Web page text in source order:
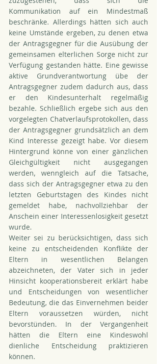
Kommunikation auf ein Mindestmaß
beschränke. Allerdings hätten sich auch
keine Umstände ergeben, zu denen etwa
der Antragsgegner für die Ausübung der
gemeinsamen elterlichen Sorge nicht zur
Verfügung gestanden hätte. Eine gewisse
aktive Grundverantwortung übe der
Antragsgegner zudem dadurch aus, dass
er den Kindesunterhalt regelmäßig
bezahle. Schließlich ergebe sich aus den
vorgelegten Chatverlaufsprotokollen, dass
der Antragsgegner grundsätzlich an dem
Kind Interesse gezeigt habe. Vor diesem
Hintergrund könne von einer gänzlichen
Gleichgültigkeit nicht ausgegangen
werden, wenngleich auf die Tatsache,
dass sich der Antragsgegner etwa zu den
letzten Geburtstagen des Kindes nicht
gemeldet habe, nachvollziehbar der
Anschein einer Interessenlosigkeit gesetzt
wurde.
Weiter sei zu berücksichtigen, dass sich
keine zu entscheidenden Konflikte der
Eltern in wesentlichen Belangen
abzeichneten, der Vater sich in jeder
Hinsicht kooperationsbereit erklärt habe
und Entscheidungen von wesentlicher
Bedeutung, die das Einvernehmen beider
Eltern voraussetzen würden, nicht
bevorstünden. In der Vergangenheit
hätten die Eltern eine Kindeswohl
dienliche Entscheidung praktizieren
können.